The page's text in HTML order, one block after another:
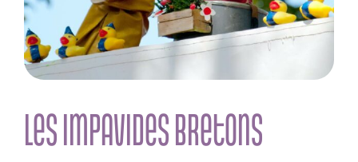
Les Impavides Bretons